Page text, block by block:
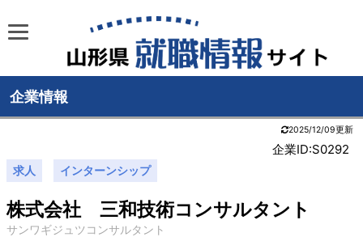
企業情報
2025/12/09更新
企業ID:S0292
求人 インターンシップ
株式会社 三和技術コンサルタント
サンワギジュツコンサルタント